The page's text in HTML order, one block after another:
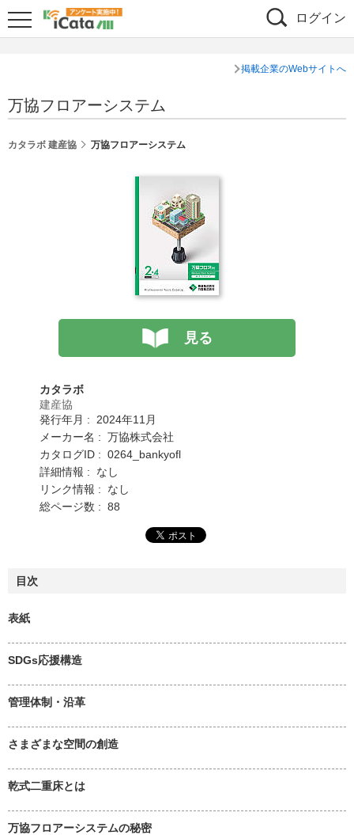
ログイン
掲載企業のWebサイトへ
万協フロアーシステム
カタラボ 建産協 万協フロアーシステム
見る
カタラボ
建産協
発行年月 : 2024年11月
メーカー名 : 万協株式会社
カタログID : 0264_bankyofl
詳細情報 : なし
リンク情報 : なし
総ページ数 : 88
目次
表紙
SDGs応援構造
管理体制・沿革
さまざまな空間の創造
乾式二重床とは
万協フロアーシステムの秘密